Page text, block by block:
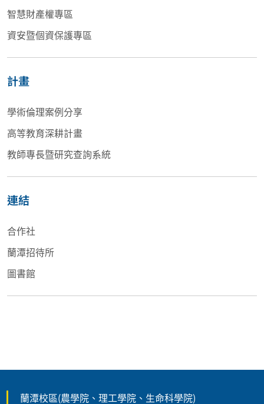
智慧財產權專區
資安暨個資保護專區
計畫
學術倫理案例分享
高等教育深耕計畫
教師專長暨研究查詢系統
連結
合作社
蘭潭招待所
圖書館
蘭潭校區(農學院、理工學院、生命科學院)